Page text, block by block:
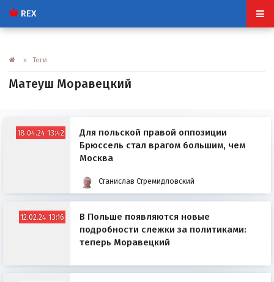
REX
» Теги
Матеуш Моравецкий
18.04.24 13:42
Для польской правой оппозиции
Брюссель стал врагом большим, чем
Москва
Станислав Стремидловский
12.02.24 13:16
В Польше появляются новые
подробности слежки за политиками:
теперь Моравецкий